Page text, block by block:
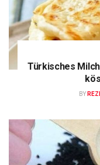
Türkisches
BY